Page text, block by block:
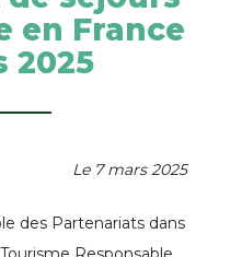
en France
2025
Le 7 mars 2025
des Partenariats dans